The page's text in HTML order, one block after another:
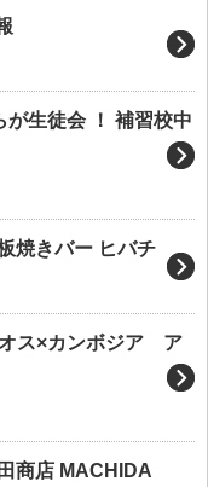
が生徒会 ！ 補習校中
焼きバー ヒバチ
ス×カンボジア ア
商店 MACHIDA